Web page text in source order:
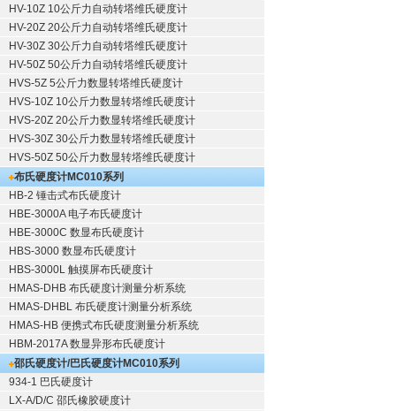
HV-10Z 10公斤力自动转塔维氏硬度计
HV-20Z 20公斤力自动转塔维氏硬度计
HV-30Z 30公斤力自动转塔维氏硬度计
HV-50Z 50公斤力自动转塔维氏硬度计
HVS-5Z 5公斤力数显转塔维氏硬度计
HVS-10Z 10公斤力数显转塔维氏硬度计
HVS-20Z 20公斤力数显转塔维氏硬度计
HVS-30Z 30公斤力数显转塔维氏硬度计
HVS-50Z 50公斤力数显转塔维氏硬度计
布氏硬度计MC010系列
HB-2 锤击式布氏硬度计
HBE-3000A 电子布氏硬度计
HBE-3000C 数显布氏硬度计
HBS-3000 数显布氏硬度计
HBS-3000L 触摸屏布氏硬度计
HMAS-DHB 布氏硬度计测量分析系统
HMAS-DHBL 布氏硬度计测量分析系统
HMAS-HB 便携式布氏硬度测量分析系统
HBM-2017A 数显异形布氏硬度计
邵氏硬度计/巴氏硬度计MC010系列
934-1 巴氏硬度计
LX-A/D/C 邵氏橡胶硬度计